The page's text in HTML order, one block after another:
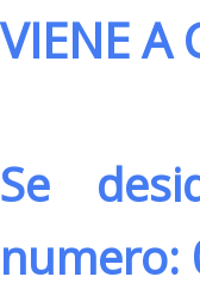
VIENE A
Se
numero: